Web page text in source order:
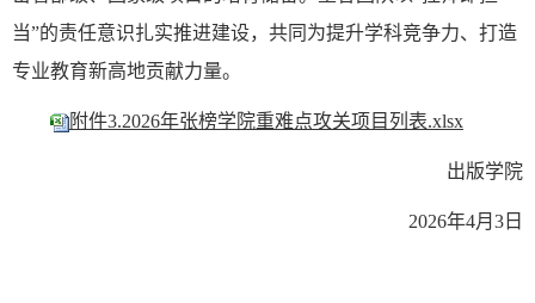
当”的责任意识扎实推进建设，共同为提升学科竞争力、打造
专业教育新高地贡献力量。
附件3.2026年张榜学院重难点攻关项目列表.xlsx
出版学院
2026年4月3日